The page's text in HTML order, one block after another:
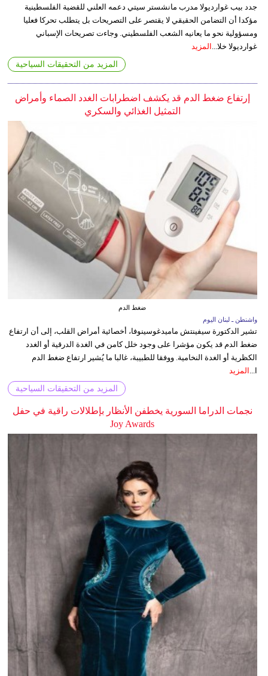
جدد بيب غوارديولا مدرب مانشستر سيتي دعمه العلني للقضية الفلسطينية
مؤكدا أن التضامن الحقيقي لا يقتصر على التصريحات بل يتطلب تحركا فعليا
ومسؤولية نحو ما يعانيه الشعب الفلسطيني. وجاءت تصريحات الإسباني
غوارديولا خلا... المزيد
المزيد من التحقيقات السياحية
إرتفاع ضغط الدم قد يكشف اضطرابات الغدد الصماء وأمراض
التمثيل الغذائي والسكري
ضغط الدم
واشنطن ـ لبنان اليوم
تشير الدكتورة سيفينتش ماميدغوسينوفا، أخصائية أمراض القلب، إلى أن ارتفاع
ضغط الدم قد يكون مؤشرا على وجود خلل كامن في الغدة الدرقية أو الغدد
الكظرية أو الغدة النخامية. ووفقا للطبيبة، غالبا ما يُشير ارتفاع ضغط الدم
ا...
المزيد
المزيد من التحقيقات السياحية
نجمات الدراما السورية يخطفن الأنظار بإطلالات راقية في حفل
Joy Awards